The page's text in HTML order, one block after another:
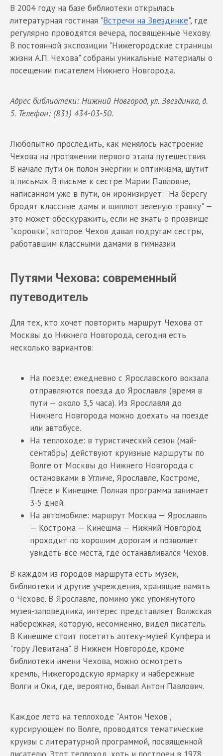
В 2004 году на базе библиотеки открылась
литературная гостиная "Встречи на Звездинке", где
регулярно проводятся вечера, посвященные Чехову.
В постоянной экспозиции "Нижегородские страницы
жизни А.П. Чехова" собраны уникальные материалы о
посещении писателем Нижнего Новгорода.
Адрес библиотеки: Нижний Новгород, ул. Звездинка, д.
5. Телефон: (831) 434-03-50.
Любопытно проследить, как менялось настроение
Чехова на протяжении первого этапа путешествия.
В начале пути он полон энергии и оптимизма, шутит
в письмах. В письме к сестре Марии Павловне,
написанном уже в пути, он иронизирует: "На берегу
бродят классные дамы и щиплют зеленую травку" —
это может обескуражить, если не знать о прозвище
"коровки", которое Чехов давал подругам сестры,
работавшим классными дамами в гимназии.
Путями Чехова: современный
путеводитель
Для тех, кто хочет повторить маршрут Чехова от
Москвы до Нижнего Новгорода, сегодня есть
несколько вариантов:
На поезде: ежедневно с Ярославского вокзала
отправляются поезда до Ярославля (время в
пути — около 3,5 часа). Из Ярославля до
Нижнего Новгорода можно доехать на поезде
или автобусе.
На теплоходе: в туристический сезон (май-
сентябрь) действуют круизные маршруты по
Волге от Москвы до Нижнего Новгорода с
остановками в Угличе, Ярославле, Костроме,
Плёсе и Кинешме. Полная программа занимает
3-5 дней.
На автомобиле: маршрут Москва — Ярославль
— Кострома — Кинешма — Нижний Новгород
проходит по хорошим дорогам и позволяет
увидеть все места, где останавливался Чехов.
В каждом из городов маршрута есть музеи,
библиотеки и другие учреждения, хранящие память
о Чехове. В Ярославле, помимо уже упомянутого
музея-заповедника, интерес представляет Волжская
набережная, которую, несомненно, видел писатель.
В Кинешме стоит посетить аптеку-музей Купфера и
"гору Левитана". В Нижнем Новгороде, кроме
библиотеки имени Чехова, можно осмотреть
кремль, Нижегородскую ярмарку и набережные
Волги и Оки, где, вероятно, бывал Антон Павлович.
Каждое лето на теплоходе "Антон Чехов",
курсирующем по Волге, проводятся тематические
круизы с литературной программой, посвященной